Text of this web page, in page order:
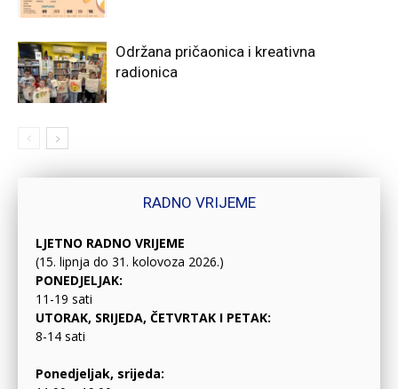
Održana pričaonica i kreativna
radionica
RADNO VRIJEME
LJETNO RADNO VRIJEME
(15. lipnja do 31. kolovoza 2026.)
PONEDJELJAK:
11-19 sati
UTORAK, SRIJEDA, ČETVRTAK I PETAK:
8-14 sati
Ponedjeljak, srijeda: